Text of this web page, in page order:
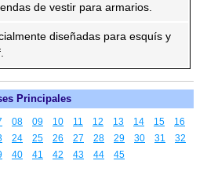
de vestir para armarios.
diseñadas para esquís y
Principales
08 09 10 11 12 13 14 15
16
24 25 26 27 28 29 30 31
32
40 41 42 43 44 45